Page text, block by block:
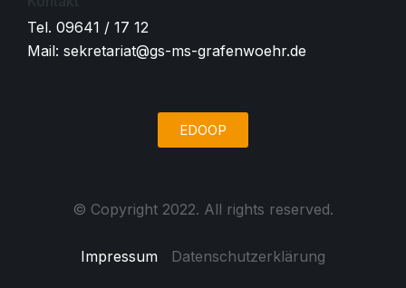
Tel. 09641 / 17 12
Mail: sekretariat@gs-ms-grafenwoehr.de
EDOOP
© Copyright 2022. All rights reserved.
Impressum Datenschutzerklärung